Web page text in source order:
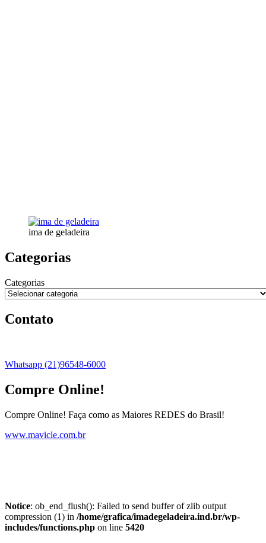
ima de geladeira
Categorias
Categorias
Contato
Whatsapp (21)96548-6000
Compre Online!
Compre Online! Faça como as Maiores REDES do Brasil!
www.mavicle.com.br
Notice: ob_end_flush(): Failed to send buffer of zlib output
compression (1) in /home/grafica/imadegeladeira.ind.br/wp-
includes/functions.php on line 5420